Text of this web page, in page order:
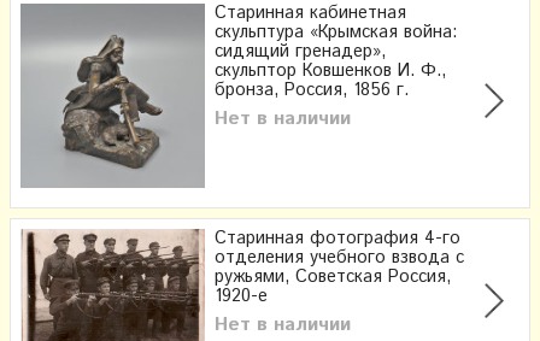
Старинная кабинетная
скульптура «Крымская война:
сидящий гренадер»,
скульптор Ковшенков И. Ф.,
бронза, Россия, 1856 г.
Нет в наличии
Старинная фотография 4-го
отделения учебного взвода с
ружьями, Советская Россия,
1920-е
Нет в наличии